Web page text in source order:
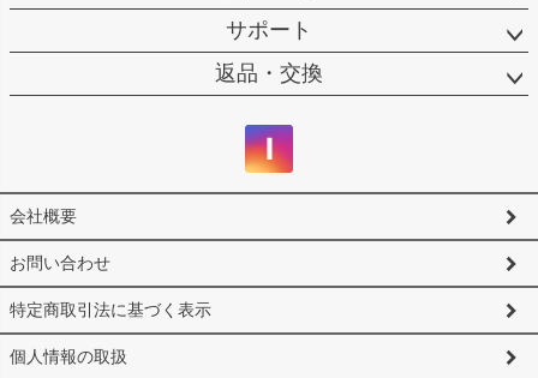
サポート
返品・交換
会社概要
お問い合わせ
特定商取引法に基づく表示
個人情報の取扱